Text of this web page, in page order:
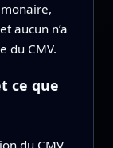
aucun n’a
du CMV.
ce que
du CMV